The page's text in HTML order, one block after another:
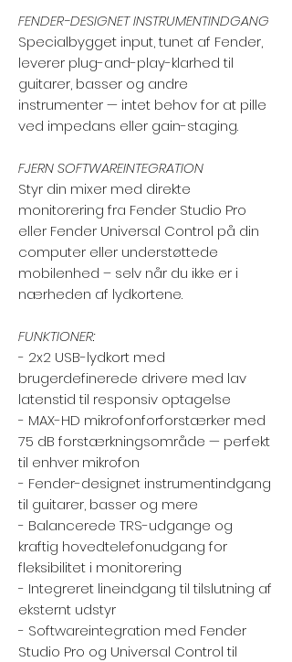
FENDER-DESIGNET INSTRUMENTINDGANG
Specialbygget input, tunet af Fender,
leverer plug-and-play-klarhed til
guitarer, basser og andre
instrumenter — intet behov for at pille
ved impedans eller gain-staging.
FJERN SOFTWAREINTEGRATION
Styr din mixer med direkte
monitorering fra Fender Studio Pro
eller Fender Universal Control på din
computer eller understøttede
mobilenhed – selv når du ikke er i
nærheden af ​​lydkortene.
FUNKTIONER:
- 2x2 USB-lydkort med
brugerdefinerede drivere med lav
latenstid til responsiv optagelse
- MAX-HD mikrofonforforstærker med
75 dB forstærkningsområde — perfekt
til enhver mikrofon
- Fender-designet instrumentindgang
til guitarer, basser og mere
- Balancerede TRS-udgange og
kraftig hovedtelefonudgang for
fleksibilitet i monitorering
- Integreret lineindgang til tilslutning af
eksternt udstyr
- Softwareintegration med Fender
Studio Pro og Universal Control til